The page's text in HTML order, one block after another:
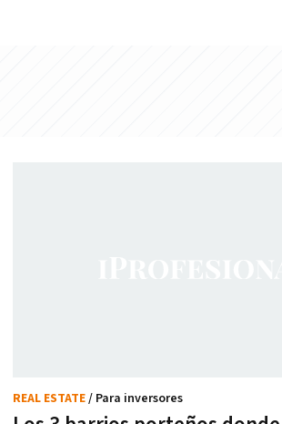
REAL ESTATE/ Para inversores